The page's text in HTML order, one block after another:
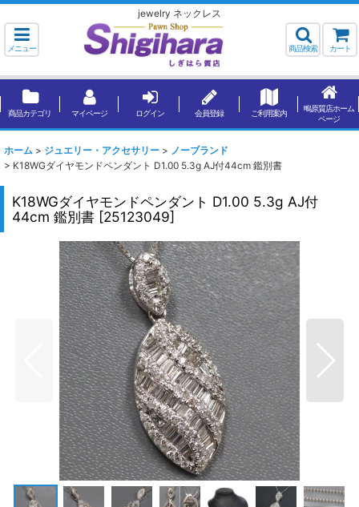
jewelry ネックレス
メニュー 商品検索 カート
商品カテゴリ マイページ ログイン 会員登録 ご利用案内
鴫原質店ホーム
ページ
ホーム > ジュエリー・アクセサリー > ノーブランド
> K18WGダイヤモンドペンダント D1.00 5.3g AJ付44cm 鑑別書
K18WGダイヤモンドペンダント D1.00 5.3g AJ付
44cm 鑑別書 [25123049]